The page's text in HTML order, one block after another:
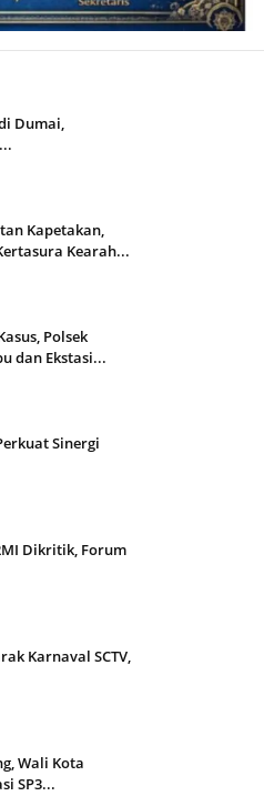
Dumai,
Kapetakan,
Kearah...
Polsek
dan Ekstasi...
Sinergi
Dikritik, Forum
Karnaval SCTV,
Wali Kota
SP3...